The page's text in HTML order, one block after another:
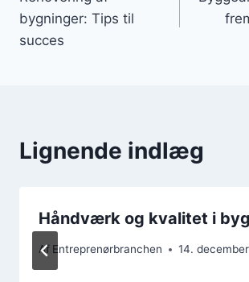
bygninger: Tips til
succes
Lignende indlæg
Håndværk og kvalitet i
Af Entreprenørbranchen 14.